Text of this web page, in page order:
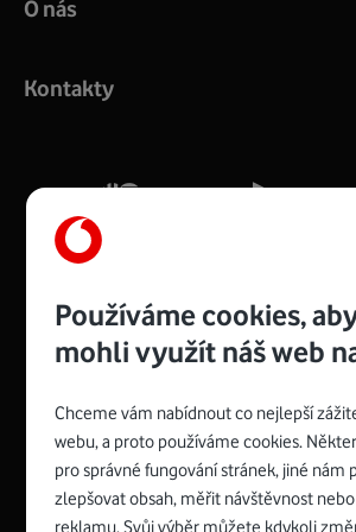
COMPAL CH7465VF
silný signál pro celou domácnost.
Více o COMPAL CH7465VF
Zyxel VMG8623-T50B:
Rozměry modemu jsou 16 x 22 x 7,5 cm
Spojte se s
O nás
Kontakty
Používáme cookies,
mohli využít náš web
Chceme vám nabídnout co nejlepší
webu, a proto používáme cookies.
pro správné fungování stránek, jiné nám
zlepšovat obsah, měřit návštěvnost
reklamu. Svůj výběr můžete kdykoli